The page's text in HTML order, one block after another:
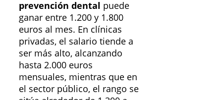
prevención dental puede
ganar entre 1.200 y 1.800
euros al mes. En clínicas
privadas, el salario tiende a
ser más alto, alcanzando
hasta 2.000 euros
mensuales, mientras que en
el sector público, el rango se